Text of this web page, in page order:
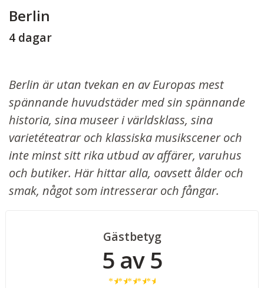
Berlin
4 dagar
Berlin är utan tvekan en av Europas mest
spännande huvudstäder med sin spännande
historia, sina museer i världsklass, sina
varietéteatrar och klassiska musikscener och
inte minst sitt rika utbud av affärer, varuhus
och butiker. Här hittar alla, oavsett ålder och
smak, något som intresserar och fångar.
Gästbetyg
5 av 5
★★★★★